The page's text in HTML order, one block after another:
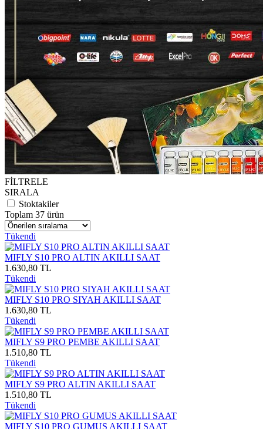
FİLTRELE
SIRALA
Stoktakiler
Toplam 37 ürün
Tükendi
MIFLY S10 PRO ALTIN AKILLI SAAT
1.630,80 TL
Tükendi
MIFLY S10 PRO SIYAH AKILLI SAAT
1.630,80 TL
Tükendi
MIFLY S9 PRO PEMBE AKILLI SAAT
1.510,80 TL
Tükendi
MIFLY S9 PRO ALTIN AKILLI SAAT
1.510,80 TL
Tükendi
MIFLY S10 PRO GUMUS AKILLI SAAT